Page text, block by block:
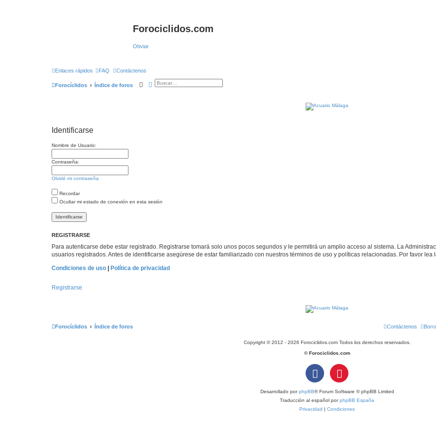
Forociclidos.com
Obviar
Enlaces rápidos FAQ Contáctenos
Forocíclidos Índice de foros BuscarBúsqueda avanzada
Identificarse
Nombre de Usuario:
Contraseña:
Olvidé mi contraseña
Recordar
Ocultar mi estado de conexión en esta sesión
REGISTRARSE
Para autenticarse debe estar registrado. Registrarse tomará solo unos pocos segundos y le permitirá un amplio acceso al sistema. La
usuarios registrados. Antes de identificarse asegúrese de estar familiarizado con nuestros términos de uso y políticas relacionadas. Por favor lea
Condiciones de uso | Política de privacidad
Registrarse
Forocíclidos Índice de foros Contáctenos
Copyright © 2012 - 2026 Forociclidos.com Todos los derechos reservados.
© Forociclidos.com
Desarrollado porphpBB® Forum Software © phpBB Limited
Traducción al español porphpBB España
Privacidad | Condiciones